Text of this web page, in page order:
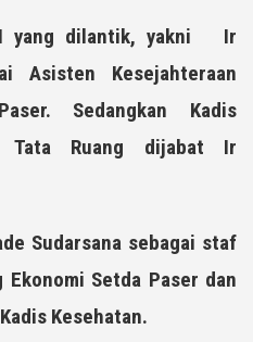
yang dilantik, yakni Ir
Asisten Kesejahteraan
Sedangkan Kadis
Tata Ruang dijabat Ir
Sudarsana sebagai staf
Setda Paser dan
Kesehatan.